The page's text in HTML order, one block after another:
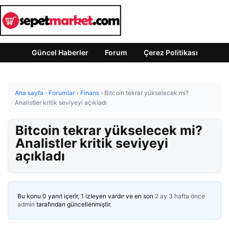
Güncel Haberler Forum Çerez Politikası
Ana sayfa › Forumlar › Finans › Bitcoin tekrar yükselecek mi?
Analistler kritik seviyeyi açıkladı
Bitcoin tekrar yükselecek mi?
Analistler kritik seviyeyi
açıkladı
Bu konu 0 yanıt içerir, 1 izleyen vardır ve en son 2 ay 3 hafta önce
admin tarafından güncellenmiştir.